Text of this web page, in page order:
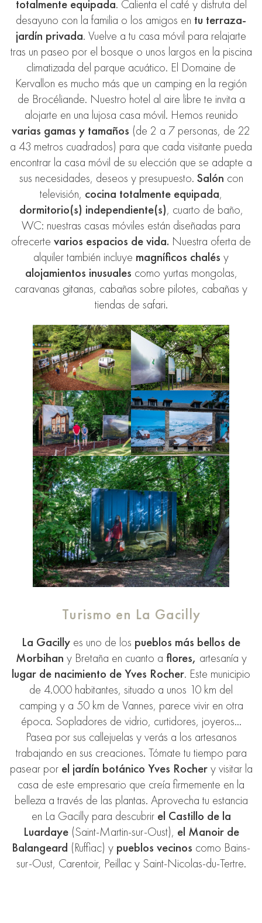
totalmente equipada. Calienta el café y disfruta del
desayuno con la familia o los amigos en tu terraza-
jardín privada. Vuelve a tu casa móvil para relajarte
tras un paseo por el bosque o unos largos en la piscina
climatizada del parque acuático. El Domaine de
Kervallon es mucho más que un camping en la región
de Brocéliande. Nuestro hotel al aire libre te invita a
alojarte en una lujosa casa móvil. Hemos reunido
varias gamas y tamaños (de 2 a 7 personas, de 22
a 43 metros cuadrados) para que cada visitante pueda
encontrar la casa móvil de su elección que se adapte a
sus necesidades, deseos y presupuesto. Salón con
televisión, cocina totalmente equipada,
dormitorio(s) independiente(s), cuarto de baño,
WC: nuestras casas móviles están diseñadas para
ofrecerte varios espacios de vida. Nuestra oferta de
alquiler también incluye magníficos chalés y
alojamientos inusuales como yurtas mongolas,
caravanas gitanas, cabañas sobre pilotes, cabañas y
tiendas de safari.
Turismo en La Gacilly
La Gacilly es uno de los pueblos más bellos de
Morbihan y Bretaña en cuanto a flores, artesanía y
lugar de nacimiento de Yves Rocher. Este municipio
de 4.000 habitantes, situado a unos 10 km del
camping y a 50 km de Vannes, parece vivir en otra
época. Sopladores de vidrio, curtidores, joyeros…
Pasea por sus callejuelas y verás a los artesanos
trabajando en sus creaciones. Tómate tu tiempo para
pasear porel jardín botánico Yves Rochery visitar la
casa de este empresario que creía firmemente en la
belleza a través de las plantas. Aprovecha tu estancia
en La Gacilly para descubrir el Castillo de la
Luardaye(Saint-Martin-sur-Oust), el Manoir de
Balangeard (Ruffiac) y pueblos vecinos como Bains-
sur-Oust, Carentoir, Peillac y Saint-Nicolas-du-Tertre.